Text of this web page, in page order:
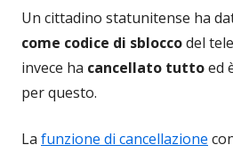
Un cittadino statunitense ha
come codice di sbloccodel
invece ha cancellato tuttoed
per questo.
La funzione di cancellazione